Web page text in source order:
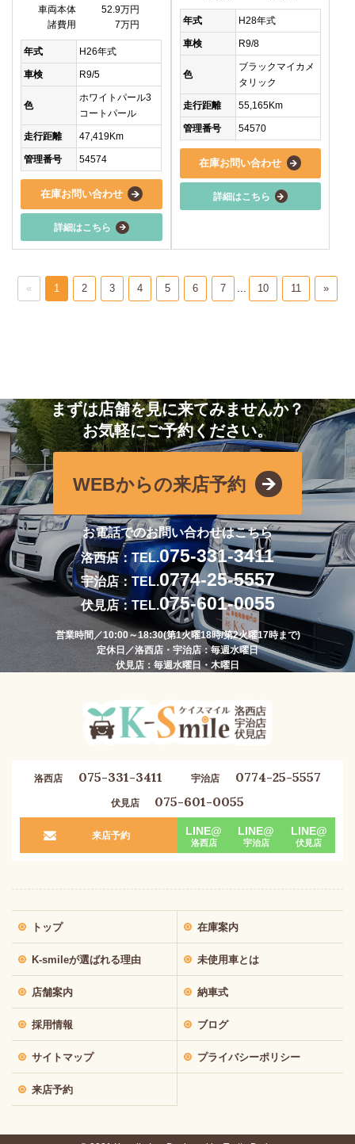
車両本体
52.9万円
諸費用
7万円
年式 H26年式
車検 R9/5
色
ホワイトパール3
コートパール
走行距離 47,419Km
管理番号 54574
在庫お問い合わせ
詳細はこちら
年式 H28年式
車検 R9/8
色
ブラックマイカメ
タリック
走行距離 55,165Km
管理番号 54570
在庫お問い合わせ
詳細はこちら
« 1 2 3 4 5 6 7 ... 10 11 »
まずは店舗を見に来てみませんか？
お気軽にご予約ください。
WEBからの来店予約
お電話でのお問い合わせはこちら
洛西店：TEL.075-331-3411
宇治店：TEL.0774-25-5557
伏見店：TEL.075-601-0055
営業時間／10:00～18:30(第1火曜18時/第2火曜17時まで)
定休日／洛西店・宇治店：毎週水曜日
伏見店：毎週水曜日・木曜日
洛西店 075-331-3411 宇治店 0774-25-5557
伏見店 075-601-0055
来店予約 LINE@
洛西店
LINE@
宇治店
LINE@
伏見店
トップ 在庫案内
K-smileが選ばれる理由 未使用車とは
店舗案内 納車式
採用情報 ブログ
サイトマップ プライバシーポリシー
来店予約